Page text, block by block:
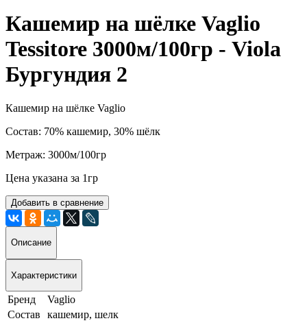
Кашемир на шёлке Vaglio
Tessitore 3000м/100гр - Viola
Бургундия 2
Кашемир на шёлке Vaglio
Состав: 70% кашемир, 30% шёлк
Метраж: 3000м/100гр
Цена указана за 1гр
Добавить в сравнение
Описание
Характеристики
Бренд
Vaglio
Состав
кашемир, шелк